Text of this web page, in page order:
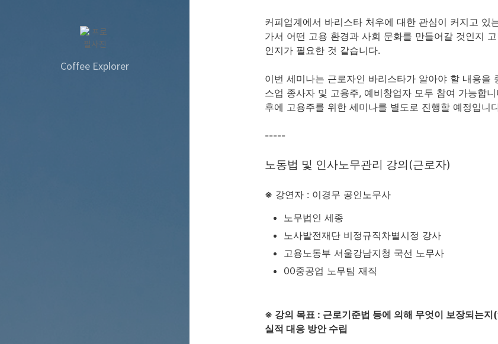
Coffee Explorer
커피업계에서 바리스타 처우에 대한 관심이 커지고
가서 어떤 고용 환경과 사회 문화를 만들어갈 것인지
인지가 필요한 것 같습니다.
이번 세미나는 근로자인 바리스타가 알아야 할 내용을
스업 종사자 및 고용주, 예비창업자 모두 참여 가능합
후에 고용주를 위한 세미나를 별도로 진행할 예정입니
-----
노동법 및 인사노무관리 강의(근로자)
※ 강연자 : 이경무 공인노무사
노무법인 세종
노사발전재단 비정규직차별시정 강사
고용노동부 서울강남지청 국선 노무사
00중공업 노무팀 재직
※ 강의 목표 : 근로기준법 등에 의해 무엇이 보장되는
실적 대응 방안 수립